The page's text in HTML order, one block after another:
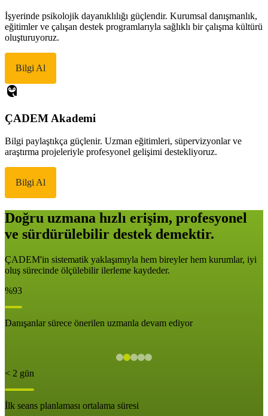
İşyerinde psikolojik dayanıklılığı güçlendir. Kurumsal danışmanlık,
eğitimler ve çalışan destek programlarıyla sağlıklı bir çalışma kültürü
oluşturuyoruz.
Bilgi Al
ÇADEM Akademi
Bilgi paylaştıkça güçlenir. Uzman eğitimleri, süpervizyonlar ve
araştırma projeleriyle profesyonel gelişimi destekliyoruz.
Bilgi Al
Doğru uzmana hızlı erişim, profesyonel
ve sürdürülebilir destek demektir.
ÇADEM'in sistematik yaklaşımıyla hem bireyler hem kurumlar, iyi
oluş sürecinde ölçülebilir ilerleme kaydeder.
%93
Danışanlar sürece önerilen uzmanla devam ediyor
< 2 gün
İlk seans planlaması ortalama süresi